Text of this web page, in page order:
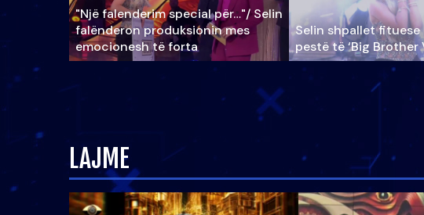
"Një falenderim special për…"/ Selin
falënderon produksionin mes
emocionesh të forta
Selin shpallet
pestë të ‘Big Brother
LAJME